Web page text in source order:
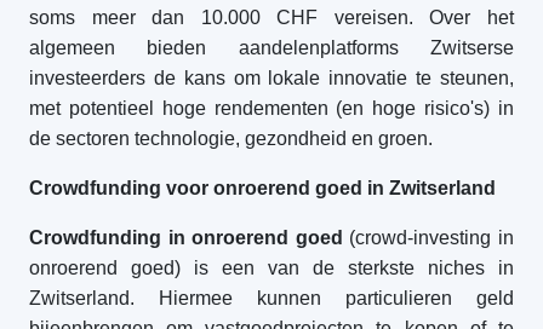
soms meer dan 10.000 CHF vereisen. Over het
algemeen bieden aandelenplatforms Zwitserse
investeerders de kans om lokale innovatie te steunen,
met potentieel hoge rendementen (en hoge risico's) in
de sectoren technologie, gezondheid en groen.
Crowdfunding voor onroerend goed in Zwitserland
Crowdfunding in onroerend goed (crowd-investing in
onroerend goed) is een van de sterkste niches in
Zwitserland. Hiermee kunnen particulieren geld